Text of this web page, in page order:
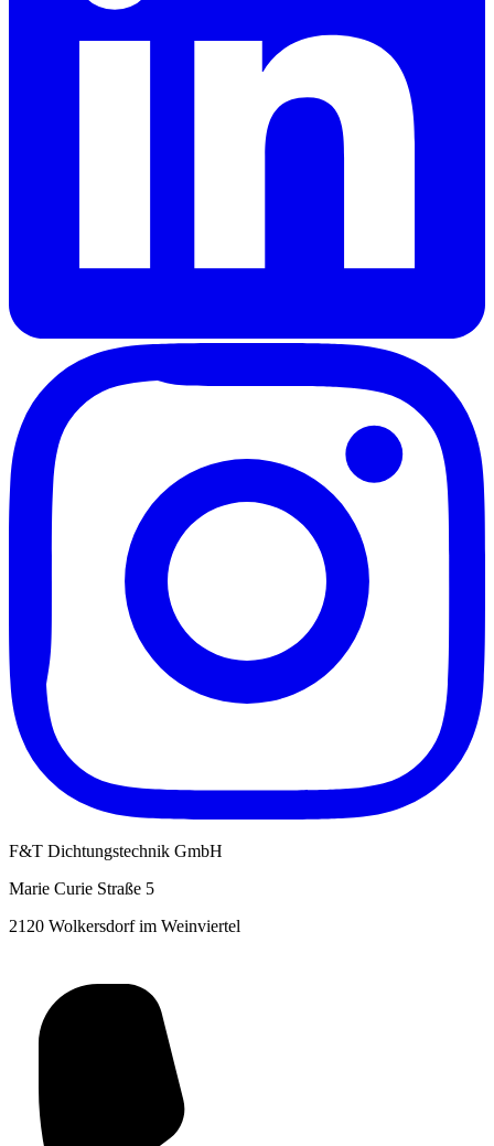
F&T Dichtungstechnik GmbH
Marie Curie Straße 5
2120 Wolkersdorf im Weinviertel